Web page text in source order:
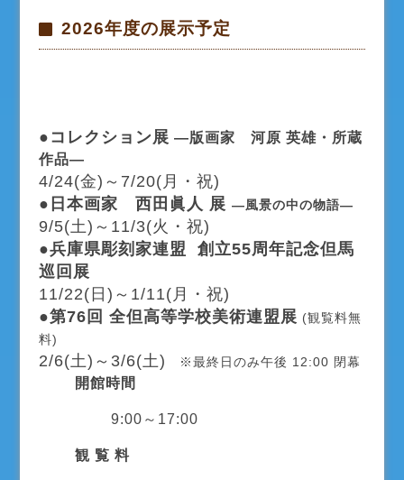
2026年度の展示予定
●コレクション展 ―版画家 河原 英雄・所蔵
作品―
4/24(金)～7/20(月・祝)
●日本画家 西田眞人 展 ―風景の中の物語―
9/5(土)～11/3(火・祝)
●兵庫県彫刻家連盟 創立55周年記念但馬
巡回展
11/22(日)～1/11(月・祝)
●第76回 全但高等学校美術連盟展 (観覧料無
料)
2/6(土)～3/6(土) ※最終日のみ午後 12:00 閉幕
開館時間
9:00～17:00
観 覧 料